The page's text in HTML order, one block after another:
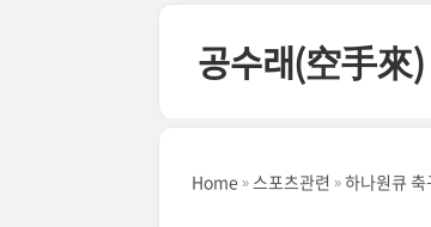
공수래(空手來
Home 스포츠관련 하나원큐